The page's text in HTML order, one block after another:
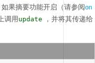
如果摘要功能开启（请参阅on
调用 update ，并将其传递给